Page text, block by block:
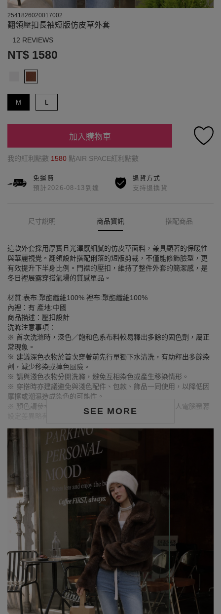
2541826020017002
翻領壓扣長袖短版仿皮草外套
12 REVIEWS
NT$ 1580
M L
加入購物車
我的紅利點數 1580 點AIR SPACE紅利點數
免運費
預計2026-08-13到達
退貨方式
支持退換貨
尺寸說明 商品資訊 搭配商品
SEE MORE
這款外套採用厚實且光澤感細膩的仿皮草面料，兼具顯著的保暖性
與華麗視覺。翻領設計搭配俐落的短版剪裁，不僅能修飾臉型，更
有效提升下半身比例。門襟的壓扣，維持了整件外套的簡潔感，是
冬日裡展露穿搭氣場的質感單品。
材質:表布:聚酯纖維100% 裡布:聚酯纖維100%
內裡：有 產地:中國
商品描述：壓扣設計
洗滌注意事項：
※ 首次洗滌時，深色／飽和色系布料較易釋出多餘的固色劑，屬正
常現象。
※ 建議深色衣物於首次穿著前先行單獨下水清洗，有助釋出多餘染
劑，減少移染或掉色風險。
※ 請與淺色衣物分開洗滌，避免互相染色或產生移染情形。
※ 穿搭時亦建議避免與淺色配件、包款、飾品一同使用，以降低因
摩擦或潮濕造成染色的可能性。
※ 顏色請參考單品圖片較為接近，但因圖檔顏色會因個人電腦螢幕
設定差異略有不同，請以實際商品顏色為準。
MODEL資訊
身高163cm／胸圍Bust：79cm
腰圍Waist：63cm／臀圍hips：85cm
試穿報告：模特兒穿著S號